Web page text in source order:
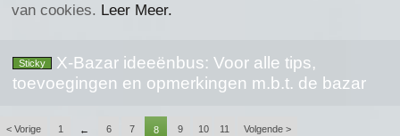
van cookies. Leer Meer.
Sticky
X-Bazar ideeënbus: Voor alle tips,
toevoegingen en opmerkingen m.b.t. de bazar
< Vorige 1 ← 6 7 8 9 10 11 Volgende >